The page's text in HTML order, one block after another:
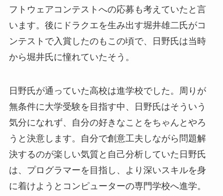
フトウェアコンテストへの応募も考えていたと言
います。後にドラクエを生み出す堀井雄二氏がコ
ンテストで入賞したのもこの頃で、日野氏は当時
から堀井氏に憧れていたそう。
日野氏が通っていた高校は進学校でした。周りが
無条件に大学受験を目指す中、日野氏はそういう
気分になれず、自分の好きなことをちゃんとやろ
うと決意します。自分で創意工夫しながら問題解
決するのが楽しい気質と自己分析していた日野氏
は、プログラマーを目指し、より深いスキルを身
に着けようとコンピューターの専門学校へ進学。